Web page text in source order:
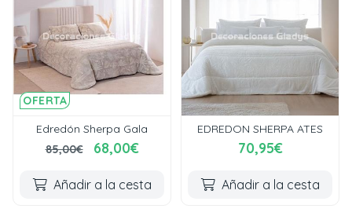
OFERTA
Edredón Sherpa Gala
85,00€
68,00€
Añadir a la cesta
EDREDON SHERPA ATES
70,95€
Añadir a la cesta